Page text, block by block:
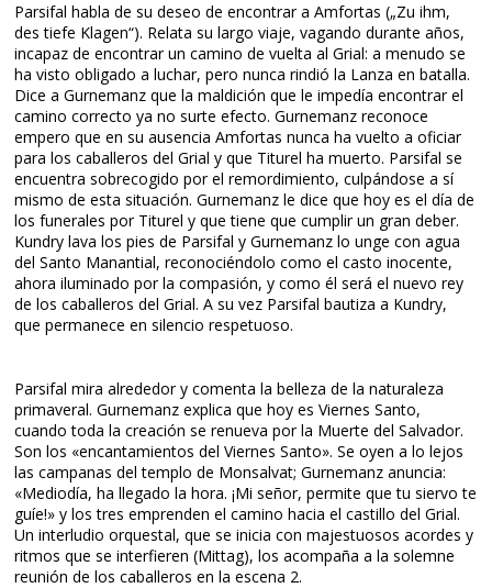
Parsifal habla de su deseo de encontrar a Amfortas („Zu ihm,
des tiefe Klagen“). Relata su largo viaje, vagando durante años,
incapaz de encontrar un camino de vuelta al Grial: a menudo se
ha visto obligado a luchar, pero nunca rindió la Lanza en batalla.
Dice a Gurnemanz que la maldición que le impedía encontrar el
camino correcto ya no surte efecto. Gurnemanz reconoce
empero que en su ausencia Amfortas nunca ha vuelto a oficiar
para los caballeros del Grial y que Titurel ha muerto. Parsifal se
encuentra sobrecogido por el remordimiento, culpándose a sí
mismo de esta situación. Gurnemanz le dice que hoy es el día de
los funerales por Titurel y que tiene que cumplir un gran deber.
Kundry lava los pies de Parsifal y Gurnemanz lo unge con agua
del Santo Manantial, reconociéndolo como el casto inocente,
ahora iluminado por la compasión, y como él será el nuevo rey
de los caballeros del Grial. A su vez Parsifal bautiza a Kundry,
que permanece en silencio respetuoso.
Parsifal mira alrededor y comenta la belleza de la naturaleza
primaveral. Gurnemanz explica que hoy es Viernes Santo,
cuando toda la creación se renueva por la Muerte del Salvador.
Son los «encantamientos del Viernes Santo». Se oyen a lo lejos
las campanas del templo de Monsalvat; Gurnemanz anuncia:
«Mediodía, ha llegado la hora. ¡Mi señor, permite que tu siervo te
guíe!» y los tres emprenden el camino hacia el castillo del Grial.
Un interludio orquestal, que se inicia con majestuosos acordes y
ritmos que se interfieren (Mittag), los acompaña a la solemne
reunión de los caballeros en la escena 2.